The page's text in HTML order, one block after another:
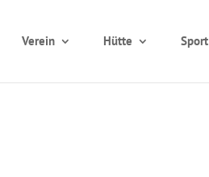
Verein Hütte Sport